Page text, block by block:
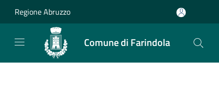
Regione Abruzzo
Comune di Farindola